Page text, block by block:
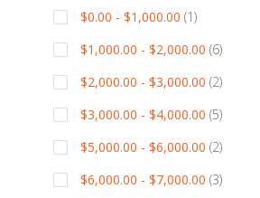
$0.00 - $1,000.00 1
item
$1,000.00 - $2,000.00 6
items
$2,000.00 - $3,000.00 2
items
$3,000.00 - $4,000.00 5
items
$5,000.00 - $6,000.00 2
items
$6,000.00 - $7,000.00 3
items